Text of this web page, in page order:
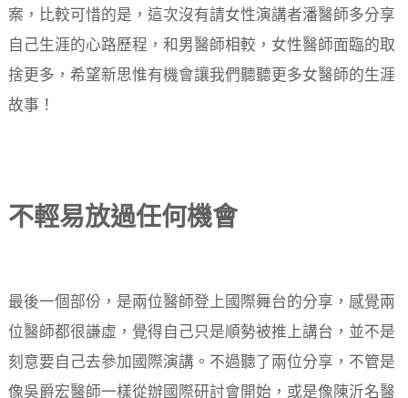
案，比較可惜的是，這次沒有請女性演講者潘醫師多分享
自己生涯的心路歷程，和男醫師相較，女性醫師面臨的取
捨更多，希望新思惟有機會讓我們聽聽更多女醫師的生涯
故事！
不輕易放過任何機會
最後一個部份，是兩位醫師登上國際舞台的分享，感覺兩
位醫師都很謙虛，覺得自己只是順勢被推上講台，並不是
刻意要自己去參加國際演講。不過聽了兩位分享，不管是
像吳爵宏醫師一樣從辦國際研討會開始，或是像陳沂名醫